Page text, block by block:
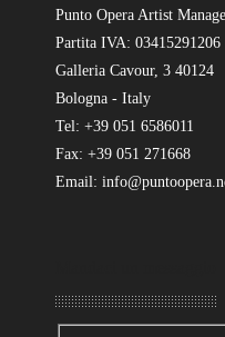
Punto Opera Artist
Partita IVA: 03415291206
Galleria Cavour, 3 40124
Bologna - Italy
Tel: +39 051 6586011
Fax: +39 051 271668
Email: